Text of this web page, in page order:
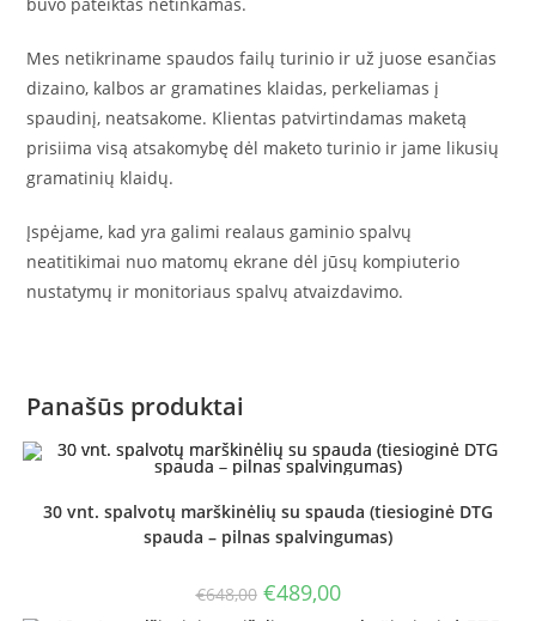
Mes netikriname spaudos failų turinio ir už juose esančias
dizaino, kalbos ar gramatines klaidas, perkeliamas į
spaudinį, neatsakome. Klientas patvirtindamas maketą
prisiima visą atsakomybę dėl maketo turinio ir jame likusių
gramatinių klaidų.
Įspėjame, kad yra galimi realaus gaminio spalvų
neatitikimai nuo matomų ekrane dėl jūsų kompiuterio
nustatymų ir monitoriaus spalvų atvaizdavimo.
Panašūs produktai
30 vnt. spalvotų marškinėlių su spauda (tiesioginė DTG
spauda – pilnas spalvingumas)
€648,00 Original
price
€489,00Current
price